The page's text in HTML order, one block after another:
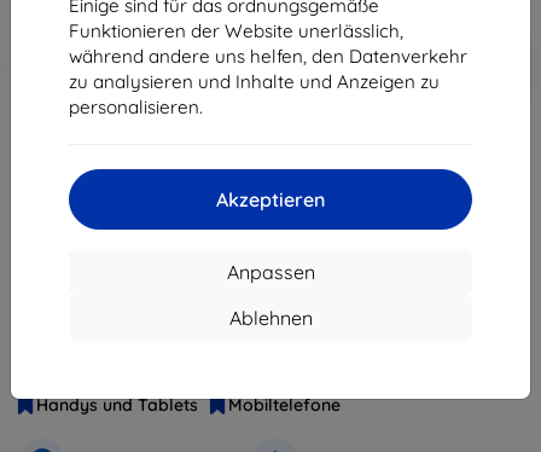
Einige sind für das ordnungsgemäße
Funktionieren der Website unerlässlich,
während andere uns helfen, den Datenverkehr
zu analysieren und Inhalte und Anzeigen zu
personalisieren.
Akzeptieren
Anpassen
Ablehnen
-10%
Rabatt mit Gutschein
EXTRA10
In den
Warenkorb
ausverkauft
Handys und Tablets
Mobiltelefone